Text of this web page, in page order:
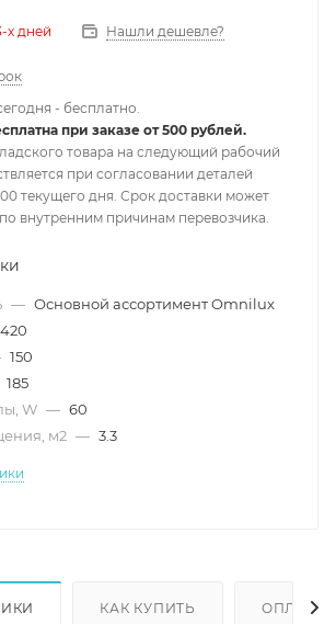
х дней Нашли дешевле?
- бесплатно.
при заказе от 500 рублей.
товара на следующий рабочий
при согласовании деталей
текущего дня. Срок доставки может
внутренним причинам перевозчика.
— Основной ассортимент Omnilux
420
150
185
W — 60
м2 — 3.3
КАК КУПИТЬ ОПЛАТА